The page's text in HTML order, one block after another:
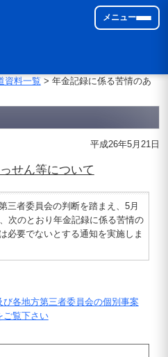
メニュー
資料一覧> 年金記録に係る苦情のあ
平成26年5月21日
せん等について
三者委員会の判断を踏まえ、5月
次のとおり年金記録に係る苦情の
必要でないとする通知を実施しま
各地方第三者委員会の個別事案
ご覧下さい